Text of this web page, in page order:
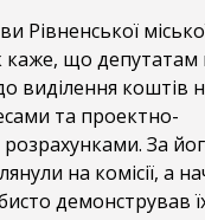
Рівненської
що депутатам
виділення коштів
та проектно-
За
на комісії, а
демонстрував